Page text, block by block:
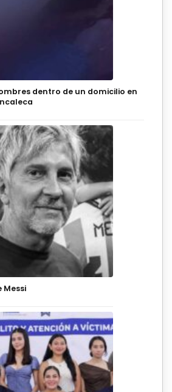
dentro de un domicilio en
Messi